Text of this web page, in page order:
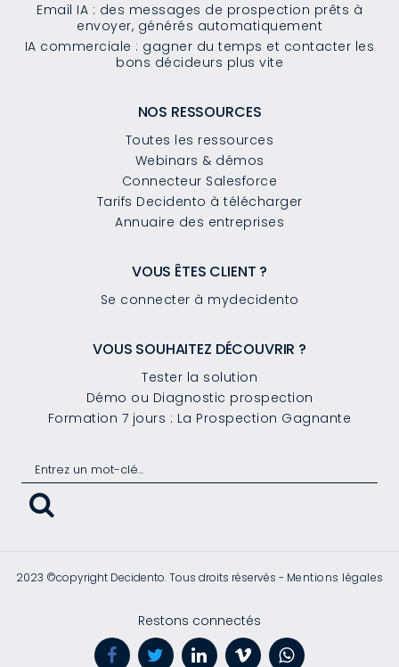
Email IA : des messages de prospection prêts à
envoyer, générés automatiquement
IA commerciale : gagner du temps et contacter les
bons décideurs plus vite
NOS RESSOURCES
Toutes les ressources
Webinars & démos
Connecteur Salesforce
Tarifs Decidento à télécharger
Annuaire des entreprises
VOUS ÊTES CLIENT ?
Se connecter à mydecidento
VOUS SOUHAITEZ DÉCOUVRIR ?
Tester la solution
Démo ou Diagnostic prospection
Formation 7 jours : La Prospection Gagnante
2023 ©copyright Decidento. Tous droits réservés - Mentions légales
Restons connectés